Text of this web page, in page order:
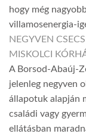
hogy még
villamosenergia-
NEGYVEN
MISKOLCI
A Borsod-Abaúj-
jelenleg negyven
állapotuk alapján
családi vagy
ellátásban